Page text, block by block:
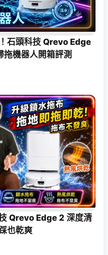
石頭科技 Qrevo Edge
機器人開箱評測
Qrevo Edge 2 深度清
也乾爽